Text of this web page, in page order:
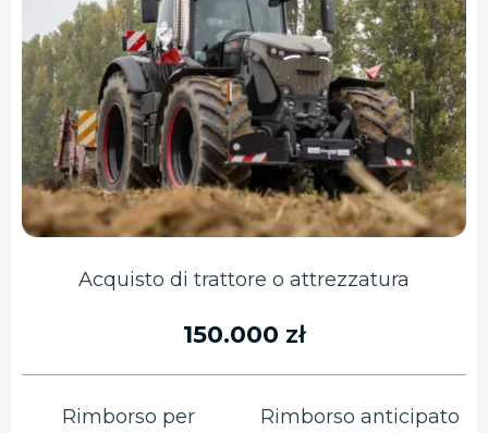
Acquisto di trattore o attrezzatura
150.000 zł
Rimborso per
Rimborso anticipato